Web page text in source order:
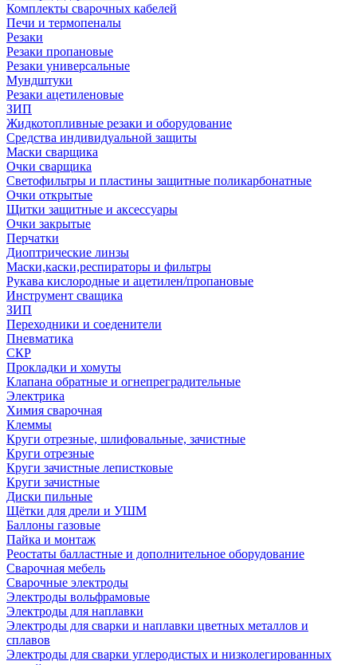
Комплекты сварочных кабелей
Печи и термопеналы
Резаки
Резаки пропановые
Резаки универсальные
Мундштуки
Резаки ацетиленовые
ЗИП
Жидкотопливные резаки и оборудование
Средства индивидуальной защиты
Маски сварщика
Очки сварщика
Светофильтры и пластины защитные поликарбонатные
Очки открытые
Щитки защитные и аксессуары
Очки закрытые
Перчатки
Диоптрические линзы
Маски,каски,респираторы и фильтры
Рукава кислородные и ацетилен/пропановые
Инструмент сващика
ЗИП
Переходники и соеденители
Пневматика
СКР
Прокладки и хомуты
Клапана обратные и огнепреградительные
Электрика
Химия сварочная
Клеммы
Круги отрезные, шлифовальные, зачистные
Круги отрезные
Круги зачистные лепистковые
Круги зачистные
Диски пильные
Щётки для дрели и УШМ
Баллоны газовые
Пайка и монтаж
Реостаты балластные и дополнительное оборудование
Сварочная мебель
Cварочные электроды
Электроды вольфрамовые
Электроды для наплавки
Электроды для сварки и наплавки цветных металлов и
сплавов
Электроды для сварки углеродистых и низколегированных